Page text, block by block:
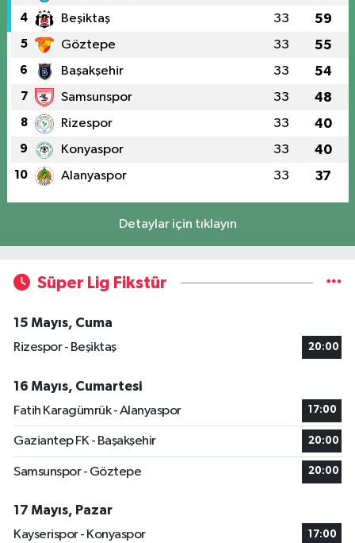
4 Beşiktaş 33 59
5 Göztepe 33 55
6 Başakşehir 33 54
7 Samsunspor 33 48
8 Rizespor 33 40
9 Konyaspor 33 40
10 Alanyaspor 33 37
Detaylar için tıklayın
Süper Lig Fikstür
15 Mayıs, Cuma
Rizespor - Beşiktaş
20:00
16 Mayıs, Cumartesi
Fatih Karagümrük - Alanyaspor
17:00
Gaziantep FK - Başakşehir 20:00
Samsunspor - Göztepe 20:00
17 Mayıs, Pazar
Kayserispor - Konyaspor
17:00